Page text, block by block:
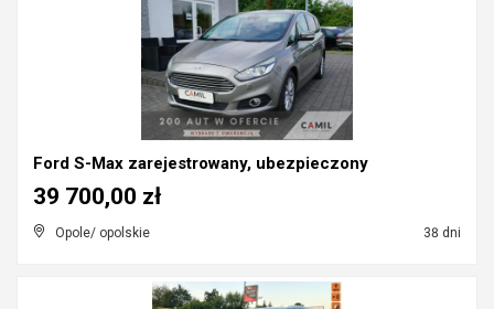
Ford S-Max zarejestrowany, ubezpieczony
Opole/ opolskie 38 dni
39 700,00 zł